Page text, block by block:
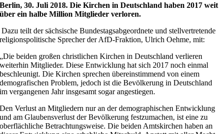
Berlin, 30. Juli 2018. Die Kirchen in Deutschland haben 2017 weit
über ein halbe Million Mitglieder verloren.
Dazu teilt der sächsische Bundestagsabgeordnete und stellvertretende
religionspolitische Sprecher der AfD-Fraktion, Ulrich Oehme, mit:
„Die beiden großen christlichen Kirchen in Deutschland verlieren
weiterhin Mitglieder. Diese Entwicklung hat sich 2017 noch einmal
beschleunigt. Die Kirchen sprechen übereinstimmend von einem
demografischen Problem, jedoch ist die Bevölkerung in Deutschland
im vergangenen Jahr insgesamt sogar angestiegen.
Den Verlust an Mitgliedern nur an der demographischen Entwicklung
und am Glaubensverlust der Bevölkerung festzumachen, ist eine zu
oberflächliche Betrachtungsweise. Die beiden Amtskirchen haben an